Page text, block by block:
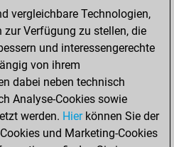
1 w
1 b
1 b
0 w
1 w
1 b
1 w
0 b
vergleichbare Technologien,
Verfügung zu stellen, die
und interessengerechte
von ihrem
dabei neben technisch
Analyse-Cookies sowie
werden. Hierkönnen Sie der
und Marketing-Cookies